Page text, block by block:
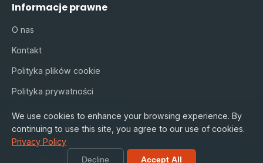
We use cookies to enhance your browsing experience. By
continuing to use this site, you agree to our use of cookies.
Privacy Policy
Decline Accept All
Informacje prawne
O nas
Kontakt
Polityka plików cookie
Polityka prywatności
Warunki korzystania z usługi